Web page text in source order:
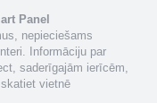
Panel
nepieciešams
Informāciju par
saderīgajām ierīcēm,
vietnē